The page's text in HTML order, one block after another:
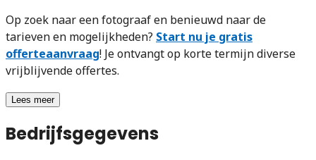
Op zoek naar een fotograaf en benieuwd naar de
tarieven en mogelijkheden? Start nu je gratis
offerteaanvraag! Je ontvangt op korte termijn diverse
vrijblijvende offertes.
Lees meer
Bedrijfsgegevens